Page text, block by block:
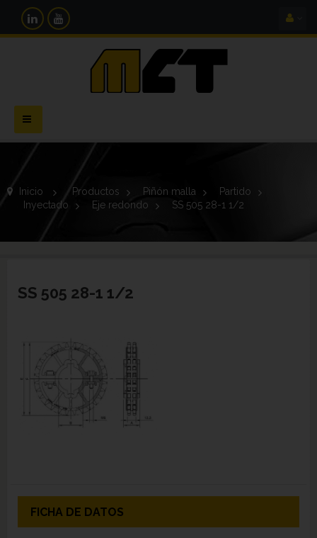
Navegación
Toggle
Inicio > Productos > Piñón malla >
Partido
Inyectado > Eje redondo > SS 505 28-1 1/2
SS 505 28-1 1/2
FICHA DE DATOS